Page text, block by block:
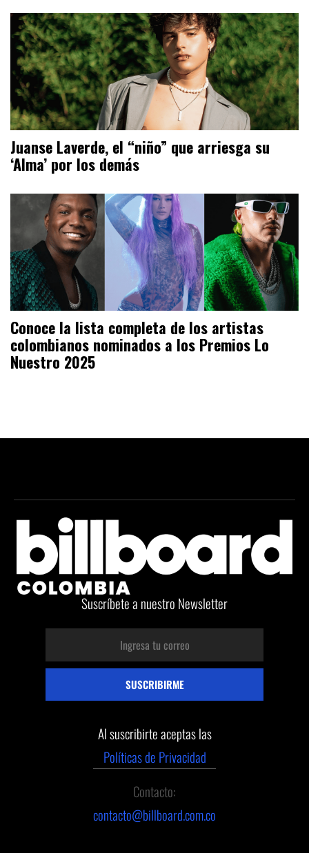
Juanse Laverde, el “niño” que arriesga su
‘Alma’ por los demás
Conoce la lista completa de los artistas
colombianos nominados a los Premios Lo
Nuestro 2025
Suscríbete a nuestro Newsletter
Al suscribirte aceptas las
Políticas de Privacidad
Contacto:
contacto@billboard.com.co